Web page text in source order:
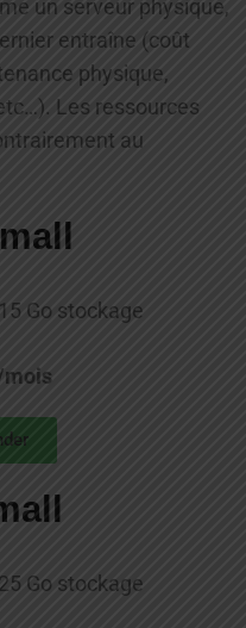
un serveur physique,
entraîne (coût
physique,
Les ressources
au
Go stockage
mois
Go stockage